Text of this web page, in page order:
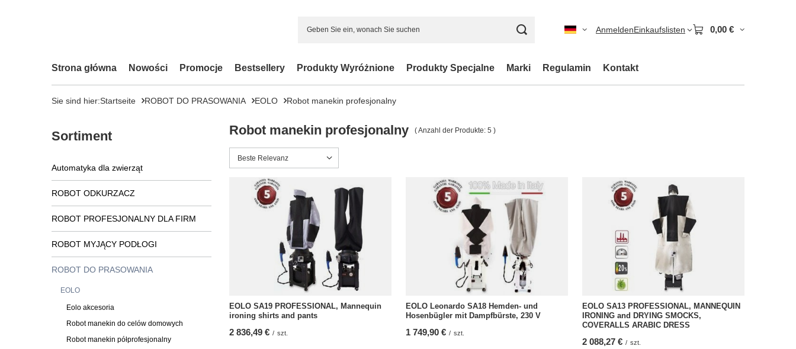
AnmeldenEinkaufslisten 0,00 €
Strona główna Nowości Promocje Bestsellery Produkty Wyróżnione Produkty Specjalne Marki Regulamin Kontakt
Sie sind hier:Startseite ROBOT DO PRASOWANIA EOLO Robot manekin profesjonalny
Sortiment
Automatyka dla zwierząt
ROBOT ODKURZACZ
ROBOT PROFESJONALNY DLA FIRM
ROBOT MYJĄCY PODŁOGI
ROBOT DO PRASOWANIA
EOLO
Eolo akcesoria
Robot manekin do celów domowych
Robot manekin półprofesjonalny
Robot manekin profesjonalny ( Anzahl der Produkte: 5 )
Sortierung ändern
Beste Relevanz
EOLO SA19 PROFESSIONAL, Mannequin
ironing shirts and pants
2 836,49 € / szt.
EOLO Leonardo SA18 Hemden- und
Hosenbügler mit Dampfbürste, 230 V
1 749,90 € / szt.
EOLO SA13 PROFESSIONAL, MANNEQUIN
IRONING and DRYING SMOCKS,
COVERALLS ARABIC DRESS
2 088,27 € / szt.